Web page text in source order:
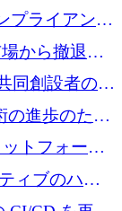
するために
プライアンス
ドルを調達
から撤退す
ドのプレシ
同創設者の支
の進歩のため
トフォーム
万ドル
ィブのハー
するために